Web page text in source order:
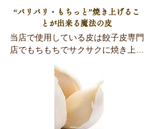
肉質が良くなり、サシの入った良質
な肉質に仕上げることができます。
徹底した飼養・衛生管理を行うた
め、
種付けから出荷まで、全て養豚場内
で完結しています。
安全な豚肉を育てるために、母豚の
種付け、分娩、肉豚に仕上げるま
で、すべて自社内で完結し、徹底し
フェッショナル集団を全国各地で育
成しています。１０代～２０代農業
従事者を３０代～４０代の農業指導
者が指導し、更に既存の農業の方々
がバックアップしています。こうし
た、栽培から加工までの一貫体制・
徹底管理によって極めて栄養価の高
いキャベツが当店に届けられていま
“パリパリ・もちっと”焼き上げるこ
とが出来る魔法の皮
当店で使用している皮は餃子皮専門
店でもちもちでサクサクに焼き上が
造法にこだわり、小麦粉は「麺用」
ではなく「“超・最高級”のぎ餃子皮
専用粉」を使用しています。冷凍保
存せずに冷蔵の状態で保管・配送し
ているので、まろやかな食感と小麦